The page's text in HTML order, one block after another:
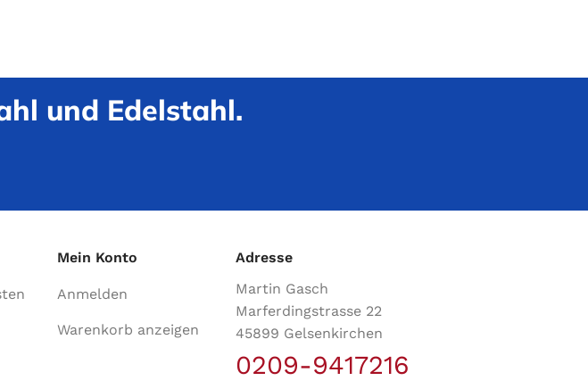
und Edelstahl.
Mein Konto
Anmelden
Warenkorb anzeigen
Adresse
Martin Gasch
Marferdingstrasse 22
45899 Gelsenkirchen
0209-9417216